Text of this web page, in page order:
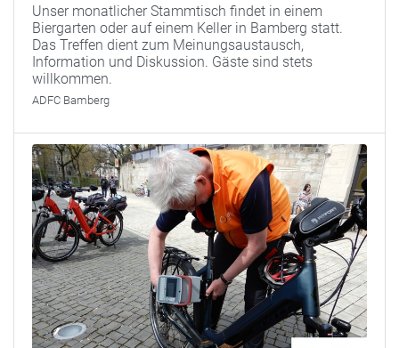
Unser monatlicher Stammtisch findet in einem
Biergarten oder auf einem Keller in Bamberg statt.
Das Treffen dient zum Meinungsaustausch,
Information und Diskussion. Gäste sind stets
willkommen.
ADFC Bamberg